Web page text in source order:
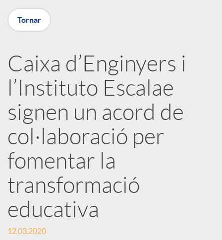
X
r
x
e
s
S
o
Tornar
Caixa d’Enginyers i
l’Instituto Escalae
signen un acord de
col·laboració per
fomentar la
transformació
educativa
12.03.2020